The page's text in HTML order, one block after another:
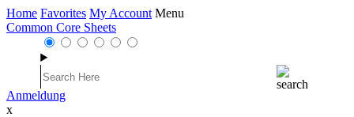
Home Favorites My Account Menu
Common Core Sheets
Anmeldung
x